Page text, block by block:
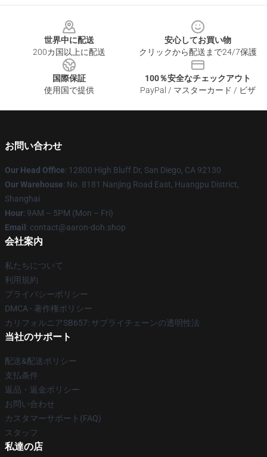
世界中に配送
200カ国以上に配送
安心してお買い物
クリックから配送まで24/7保護
国際保証
使用国で提供
100％安全なチェックアウト
PayPal / マスターカード / ビザ
お問い合わせ
Our Head Office: 12800 High Bluff Dr, San Diego, CA 92130
Our Warehouse: No. 8181 Nanjing Road East, Huangpu District,
Shanghai
Hour: 9AM – 5PM (Mon – Fri)
Email : contact@aaron-doh.shop
会社案内
私たちについて
利用規約
プライバシーポリシー
DMCA - 著作権ポリシー
カリフォルニアSB657: サプライチェーンの透明性法
当社のサポート
配送&配送ポリシー
支払条件
返品・返金ポリシー
お問い合わせ
カスタマーサポート(FAQ)
スタッフ
私達の店